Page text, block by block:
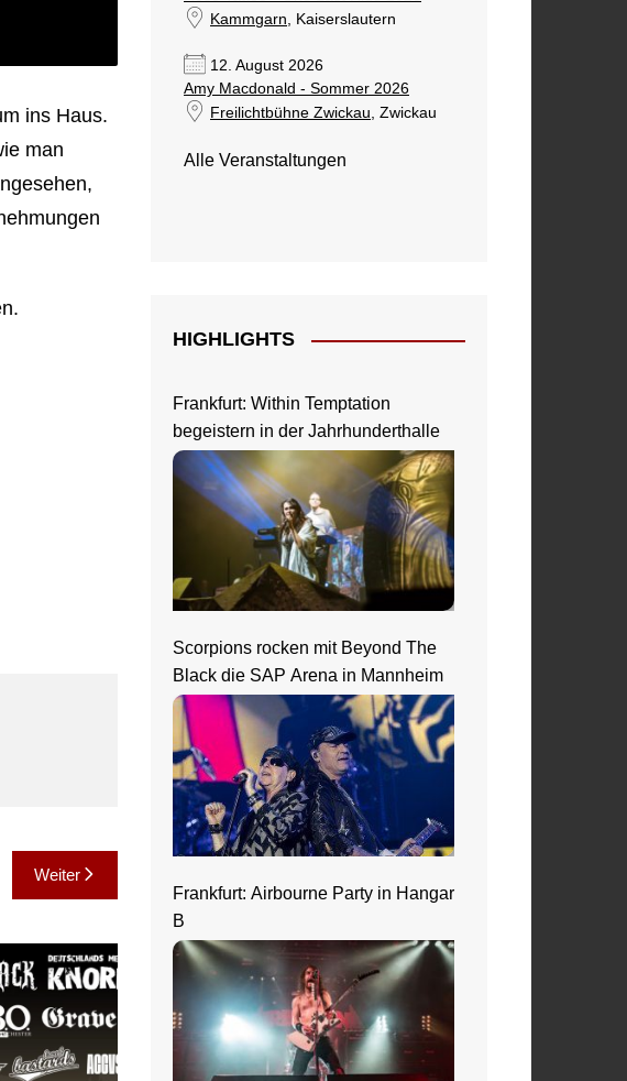
ins Haus.
man
Weiter
Kammgarn, Kaiserslautern
12. August 2026
Amy Macdonald - Sommer 2026
Freilichtbühne Zwickau, Zwickau
Alle Veranstaltungen
HIGHLIGHTS
Frankfurt: Within Temptation
begeistern in der Jahrhunderthalle
Scorpions rocken mit Beyond The
Black die SAP Arena in Mannheim
Frankfurt: Airbourne Party in Hangar
B